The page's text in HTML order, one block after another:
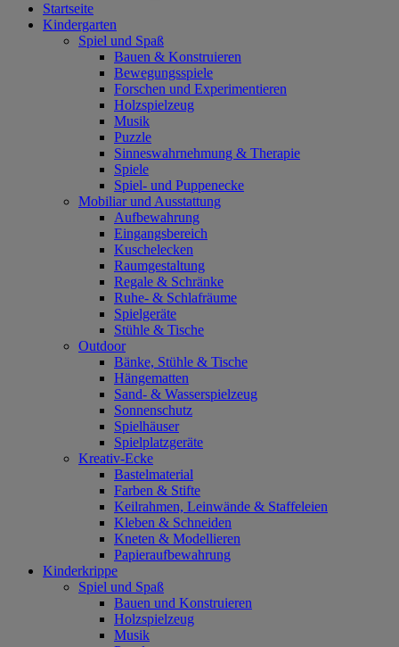
Startseite
Kindergarten
Spiel und Spaß
Bauen & Konstruieren
Bewegungsspiele
Forschen und Experimentieren
Holzspielzeug
Musik
Puzzle
Sinneswahrnehmung & Therapie
Spiele
Spiel- und Puppenecke
Mobiliar und Ausstattung
Aufbewahrung
Eingangsbereich
Kuschelecken
Raumgestaltung
Regale & Schränke
Ruhe- & Schlafräume
Spielgeräte
Stühle & Tische
Outdoor
Bänke, Stühle & Tische
Hängematten
Sand- & Wasserspielzeug
Sonnenschutz
Spielhäuser
Spielplatzgeräte
Kreativ-Ecke
Bastelmaterial
Farben & Stifte
Keilrahmen, Leinwände & Staffeleien
Kleben & Schneiden
Kneten & Modellieren
Papieraufbewahrung
Kinderkrippe
Spiel und Spaß
Bauen und Konstruieren
Holzspielzeug
Musik